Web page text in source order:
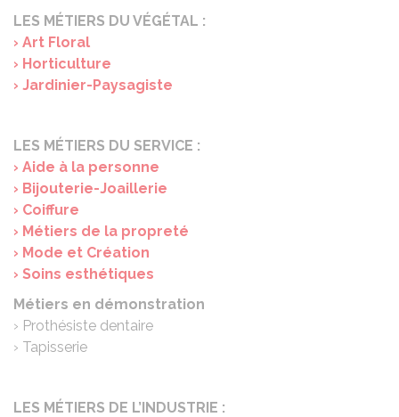
LES MÉTIERS DU VÉGÉTAL :
› Art Floral
› Horticulture
› Jardinier-Paysagiste
LES MÉTIERS DU SERVICE :
› Aide à la personne
› Bijouterie-Joaillerie
› Coiffure
› Métiers de la propreté
› Mode et Création
› Soins esthétiques
Métiers en démonstration
› Prothésiste dentaire
› Tapisserie
LES MÉTIERS DE L’INDUSTRIE :